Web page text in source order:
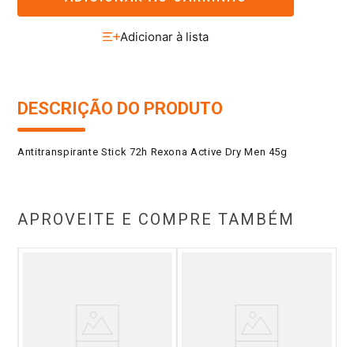
DESCRIÇÃO DO PRODUTO
Antitranspirante Stick 72h Rexona Active Dry Men 45g
APROVEITE E COMPRE TAMBÉM